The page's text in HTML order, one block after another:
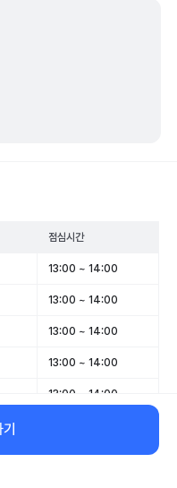
점심시간
13:00 ~ 14:00
13:00 ~ 14:00
13:00 ~ 14:00
13:00 ~ 14:00
13:00 ~ 14:00
-